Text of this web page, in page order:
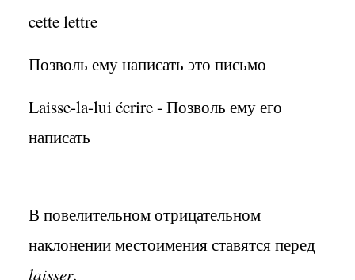
cette lettre
Позволь ему написать это письмо
Laisse-la-lui écrire - Позволь ему его
написать
В повелительном отрицательном
наклонении местоимения ставятся перед
laisser.